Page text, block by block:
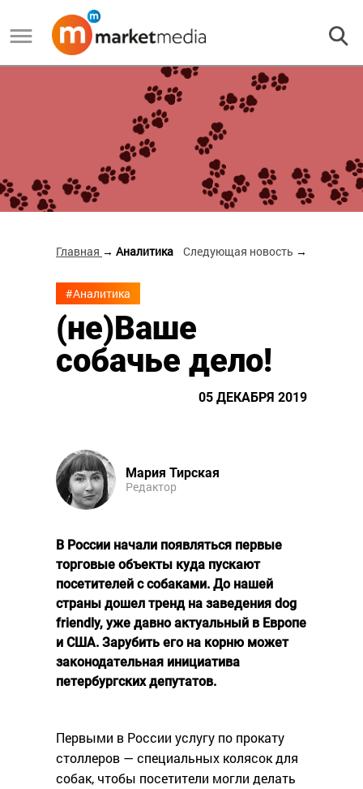
Главная → Аналитика Следующая новость →
#Аналитика
(не)Ваше
собачье дело!
05 ДЕКАБРЯ 2019
Мария Тирская
Редактор
В России начали появляться первые
торговые объекты куда пускают
посетителей с собаками. До нашей
страны дошел тренд на заведения dog
friendly, уже давно актуальный в Европе
и США. Зарубить его на корню может
законодательная инициатива
петербургских депутатов.
Первыми в России услугу по прокату
столлеров — специальных колясок для
собак, чтобы посетители могли делать